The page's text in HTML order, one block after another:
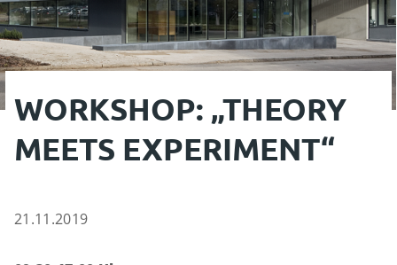
WORK­SHOP: „THEORY
MEETS EXPERI­MENT“
21.11.2019